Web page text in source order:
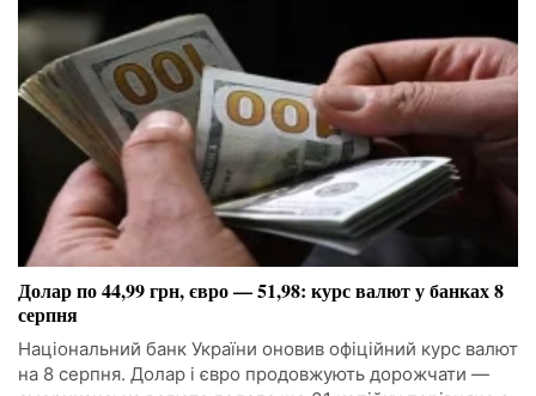
Долар по 44,99 грн, євро — 51,98: курс валют у банках 8
серпня
Національний банк України оновив офіційний курс валют
на 8 серпня. Долар і євро продовжують дорожчати —